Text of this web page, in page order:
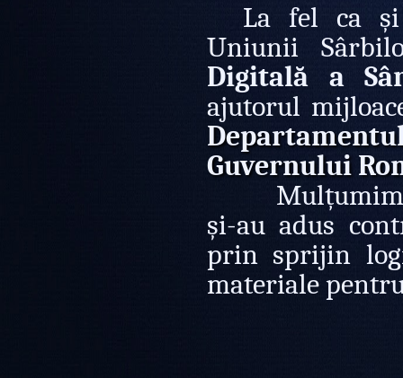
La fel ca și
Uniunii
Digitală a
ajutorul
Guvernului
Mulțumim
și-au adus
prin sprijin
materiale